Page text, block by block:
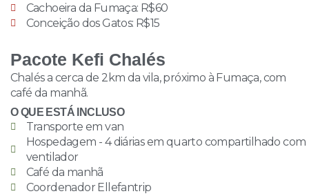
Cachoeira da Fumaça: R$60
Conceição dos Gatos: R$15
Pacote Kefi Chalés
Chalés a cerca de 2km da vila, próximo à Fumaça, com
café da manhã.
O QUE ESTÁ INCLUSO
Transporte em van
Hospedagem - 4 diárias em quarto compartilhado com
ventilador
Café da manhã
Coordenador Ellefantrip